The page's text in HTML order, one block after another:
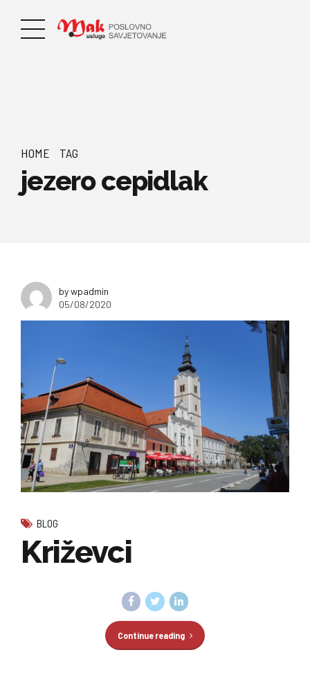
HOME TAG
jezero cepidlak
by wpadmin
05/08/2020
BLOG
Križevci
Continue reading